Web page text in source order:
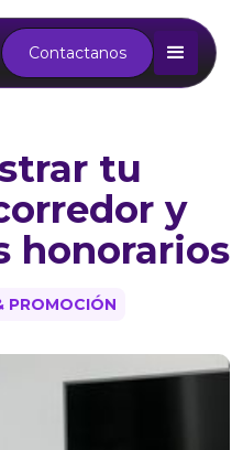
tu
y
honorarios
PROMOCIÓN
Contactanos